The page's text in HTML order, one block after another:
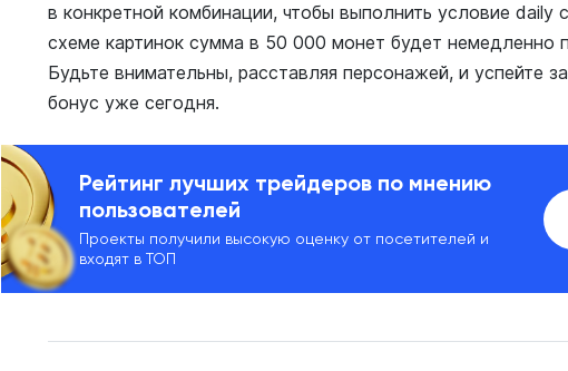
в конкретной комбинации, чтобы выполнить условие daily
схеме картинок сумма в 50 000 монет будет немедленно
Будьте внимательны, расставляя персонажей, и успейте
бонус уже сегодня.
Рейтинг лучших трейдеров по мнению
пользователей
Проекты получили высокую оценку от посетителей и
входят в ТОП